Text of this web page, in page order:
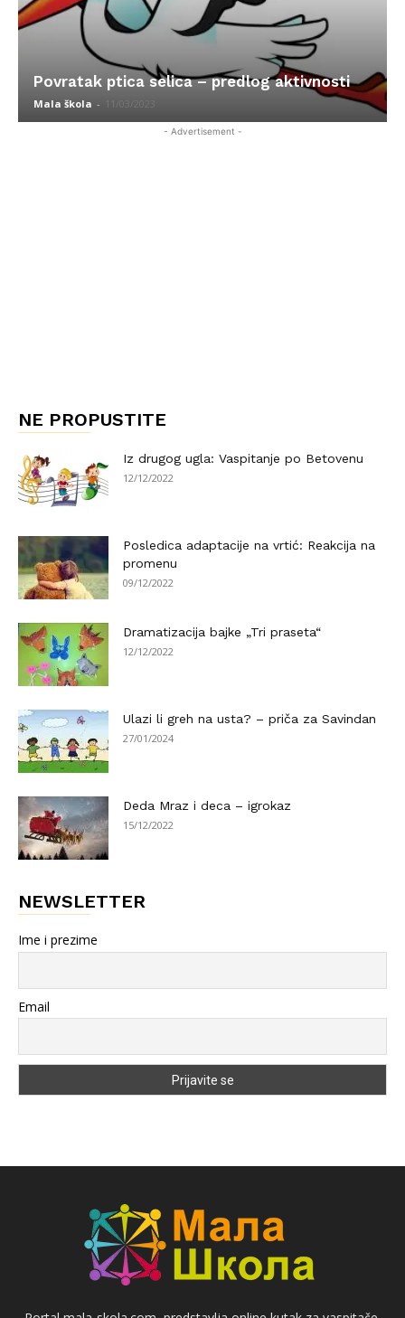
Povratak ptica selica – predlog aktivnosti
Mala škola - 11/03/2023
- Advertisement -
NE PROPUSTITE
Iz drugog ugla: Vaspitanje po Betovenu
12/12/2022
Posledica adaptacije na vrtić: Reakcija na
promenu
09/12/2022
Dramatizacija bajke „Tri praseta“
12/12/2022
Ulazi li greh na usta? – priča za Savindan
27/01/2024
Deda Mraz i deca – igrokaz
15/12/2022
NEWSLETTER
Ime i prezime
Email